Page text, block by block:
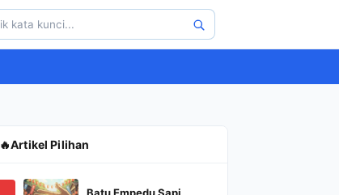
🔥Artikel Pilihan